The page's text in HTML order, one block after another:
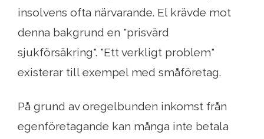
insolvens ofta närvarande. El krävde mot
denna bakgrund en "prisvärd
sjukförsäkring". "Ett verkligt problem"
existerar till exempel med småföretag.
På grund av oregelbunden inkomst från
egenföretagande kan många inte betala